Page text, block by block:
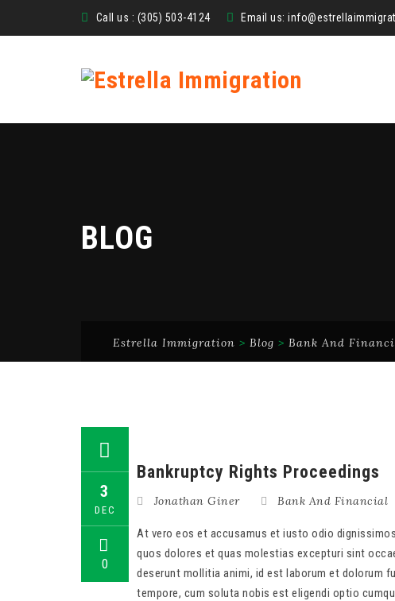
Call us : (305) 503-4124 Email us:
BLOG
Estrella Immigration > Blog > Bank And
3
DEC
0
Bankruptcy Rights Proceedings
Jonathan Giner Bank And Financial
At vero eos et accusamus et iusto odio
quos dolores et quas molestias excepturi sint
deserunt mollitia animi, id est laborum et dolorum
tempore, cum soluta nobis est eligendi optio